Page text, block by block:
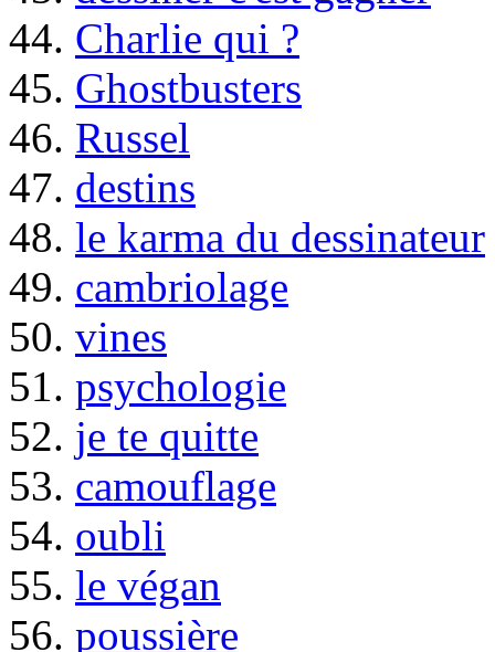
44. Charlie qui ?
45. Ghostbusters
46. Russel
47. destins
48. le karma du dessinateur
49. cambriolage
50. vines
51. psychologie
52. je te quitte
53. camouflage
54. oubli
55. le végan
56. poussière